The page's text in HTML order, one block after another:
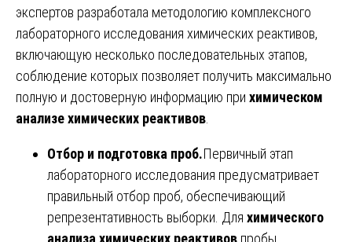
экспертов разработала методологию комплексного
лабораторного исследования химических реактивов,
включающую несколько последовательных этапов,
соблюдение которых позволяет получить максимально
полную и достоверную информацию при химическом
анализе химических реактивов
Отбор и подготовка проб.Первичный этап
лабораторного исследования предусматривает
правильный отбор проб, обеспечивающий
репрезентативность выборки. Для химического
анализа химических реактивов пробы